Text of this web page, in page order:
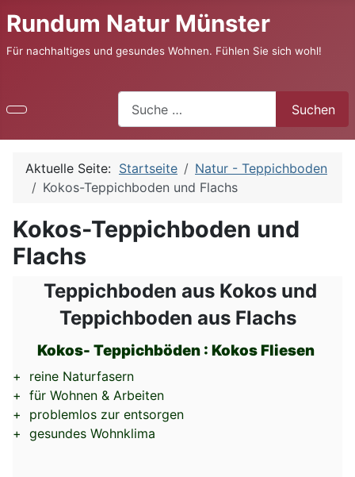
Rundum Natur Münster
Für nachhaltiges und gesundes Wohnen. Fühlen Sie sich wohl!
Suchen
Aktuelle Seite: Startseite
Natur - Teppichboden
Kokos-Teppichboden und Flachs
Kokos-Teppichboden und
Flachs
Teppichboden aus Kokos und
Teppichboden aus Flachs
Kokos- Teppichböden : Kokos Fliesen
+ reine Naturfasern
+ für Wohnen & Arbeiten
+ problemlos zur entsorgen
+ gesundes Wohnklima